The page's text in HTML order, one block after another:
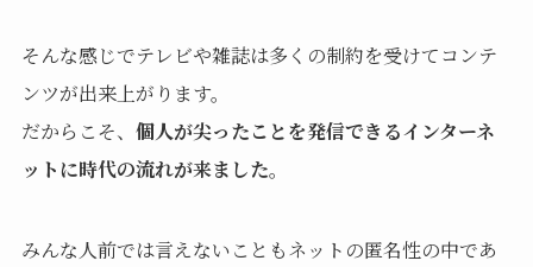
そんな感じでテレビや雑誌は多くの制約を受けてコンテ
ンツが出来上がります。
だからこそ、 個人が尖ったことを発信できるインターネ
ットに時代の流れが来ました。
みんな人前では言えないこともネットの匿名性の中であ